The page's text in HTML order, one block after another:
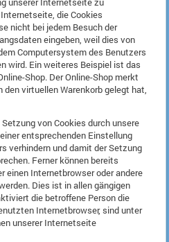
die Cookies
nicht bei jedem Besuch der
eingeben, weil dies von
Computersystem des Benutzers
wird. Ein weiteres Beispiel ist das
Shop. Der Online-Shop merkt
den virtuellen Warenkorb gelegt hat,
von Cookies durch unsere
entsprechenden Einstellung
verhindern und damit der Setzung
Ferner können bereits
einen Internetbrowser oder andere
Dies ist in allen gängigen
die betroffene Person die
Internetbrowser, sind unter
unserer Internetseite